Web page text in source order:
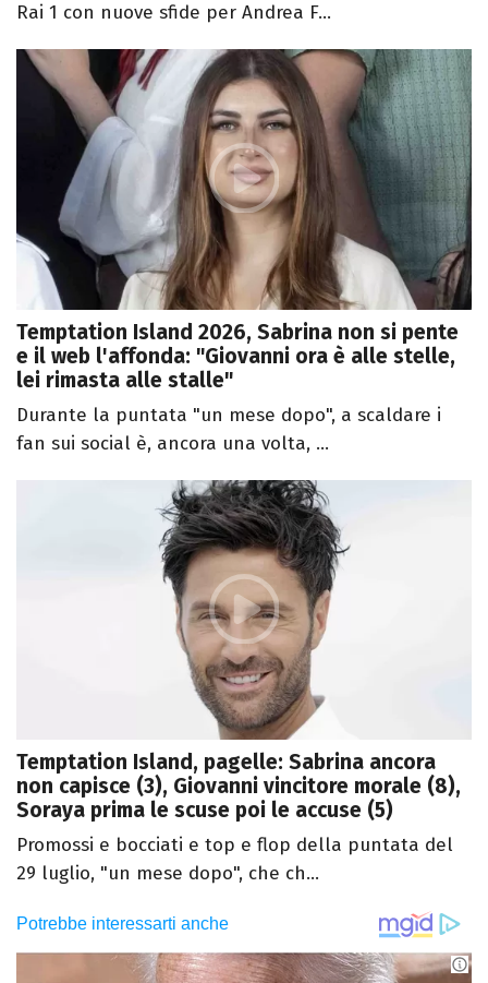
Rai 1 con nuove sfide per Andrea F...
Temptation Island 2026, Sabrina non si pente
e il web l'affonda: "Giovanni ora è alle stelle,
lei rimasta alle stalle"
Durante la puntata "un mese dopo", a scaldare i
fan sui social è, ancora una volta, ...
Temptation Island, pagelle: Sabrina ancora
non capisce (3), Giovanni vincitore morale (8),
Soraya prima le scuse poi le accuse (5)
Promossi e bocciati e top e flop della puntata del
29 luglio, "un mese dopo", che ch...